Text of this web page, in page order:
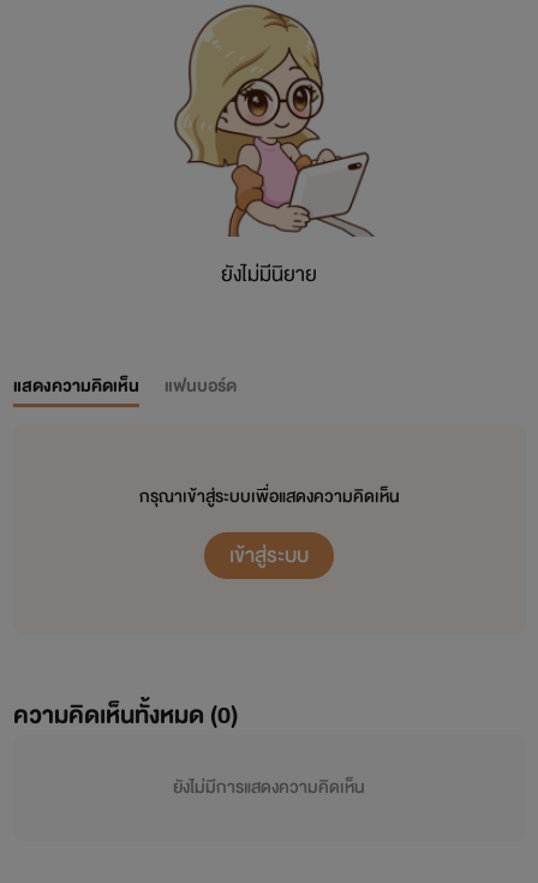
ยังไม่มีนิยาย
แสดงความคิดเห็น แฟนบอร์ด
กรุณาเข้าสู่ระบบเพื่อแสดงความคิดเห็น
เข้าสู่ระบบ
ความคิดเห็นทั้งหมด (0)
ยังไม่มีการแสดงความคิดเห็น